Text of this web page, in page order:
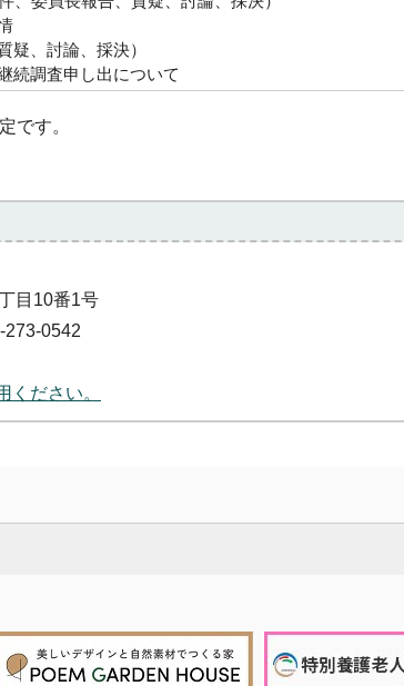
疑、討論、採決）
続調査申し出について
です。
目10番1号
273-0542
ください。